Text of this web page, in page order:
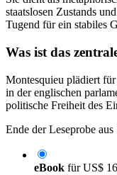
staatslosen Zustands
Tugend für ein stabiles
Was ist das
Montesquieu plädiert
in der englischen
politische Freiheit des
Ende der Leseprobe
eBook fürUS$